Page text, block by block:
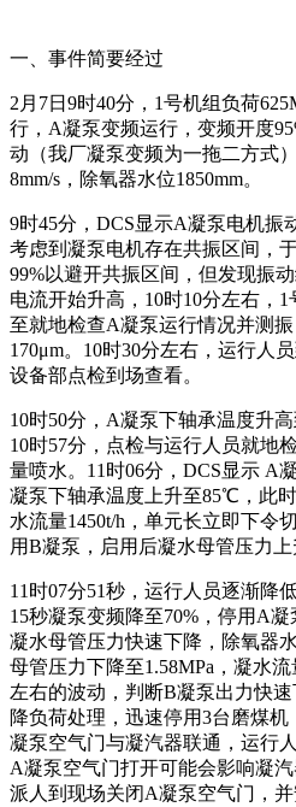
一、事件简要经过
2月7日9时40分，1号机组负荷
行，A凝泵变频运行，变频开度
动（我厂凝泵变频为一拖二方式
8mm/s，除氧器水位1850mm。
9时45分，DCS显示A凝泵电机振
考虑到凝泵电机存在共振区间，
99%以避开共振区间，但发现振
电流开始升高，10时10分左右，
至就地检查A凝泵运行情况并测
170μm。10时30分左右，运行人
设备部点检到场查看。
10时50分，A凝泵下轴承温度升
10时57分，点检与运行人员就地
量喷水。11时06分，DCS显示 A
凝泵下轴承温度上升至85℃，此
水流量1450t/h，单元长立即下令
用B凝泵，启用后凝水母管压力上
11时07分51秒，运行人员逐渐降
15秒凝泵变频降至70%，停用A
凝水母管压力快速下降，除氧器
母管压力下降至1.58MPa，凝水
左右的波动，判断B凝泵出力快
降负荷处理，迅速停用3台磨煤
凝泵空气门与凝汽器联通，运行
A凝泵空气门打开可能会影响凝
派人到现场关闭A凝泵空气门，